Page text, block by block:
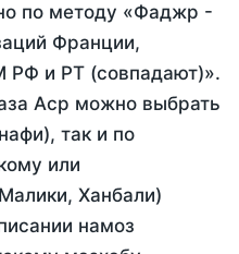
по методу «Фаджр -
Франции,
и РТ (совпадают)».
Аср можно выбрать
так и по
или
Ханбали)
намоз